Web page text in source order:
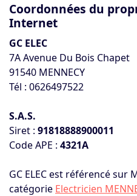
Coordonnées du
Internet
GC ELEC
7A Avenue Du Bois Chapet
91540 MENNECY
Tél : 0626497522
S.A.S.
Siret : 91818888900011
Code APE : 4321A
GC ELEC est référencé sur
catégorie Electricien